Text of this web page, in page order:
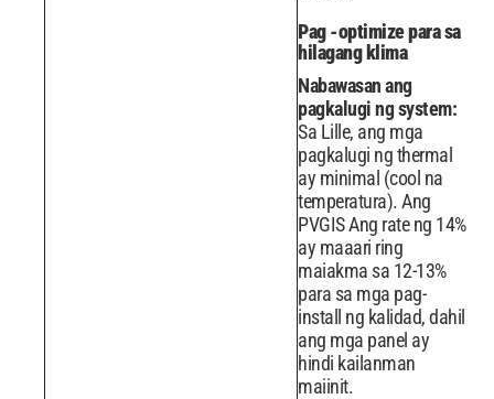
Pag -optimize para sa
hilagang klima
Nabawasan ang
pagkalugi ng system:
Sa Lille, ang mga
pagkalugi ng thermal
ay minimal (cool na
temperatura). Ang
PVGIS Ang rate ng 14%
ay maaari ring
maiakma sa 12-13%
para sa mga pag-
install ng kalidad, dahil
ang mga panel ay
hindi kailanman
maiinit.